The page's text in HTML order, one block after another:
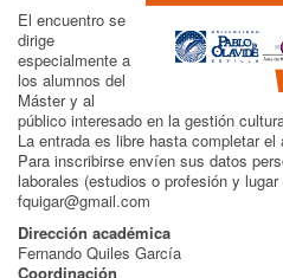
El encuentro se
dirige
especialmente a
los alumnos del
Máster y al
público interesado en la gestión
La entrada es libre hasta completar el
Para inscribirse envíen sus datos
laborales (estudios o profesión y
fquigar@gmail.com
Dirección académica
Fernando Quiles García
Coordinación